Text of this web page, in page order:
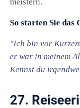
So starten Sie das
"Ich bin vor
er war in meinem
Kennst du
27.